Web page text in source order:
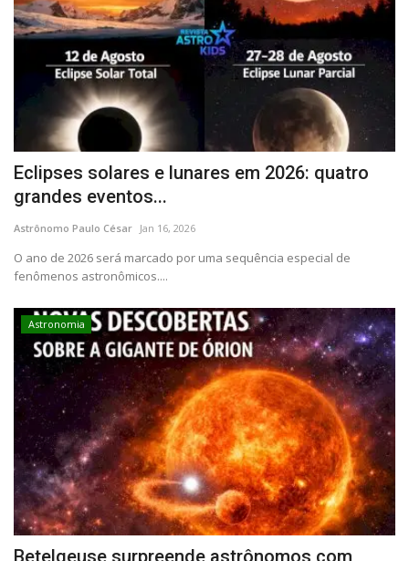
Eclipses solares e lunares em 2026: quatro
grandes eventos...
Astrônomo Paulo César Jan 16, 2026
O ano de 2026 será marcado por uma sequência especial de
fenômenos astronômicos....
Astronomia
Betelgeuse surpreende astrônomos com